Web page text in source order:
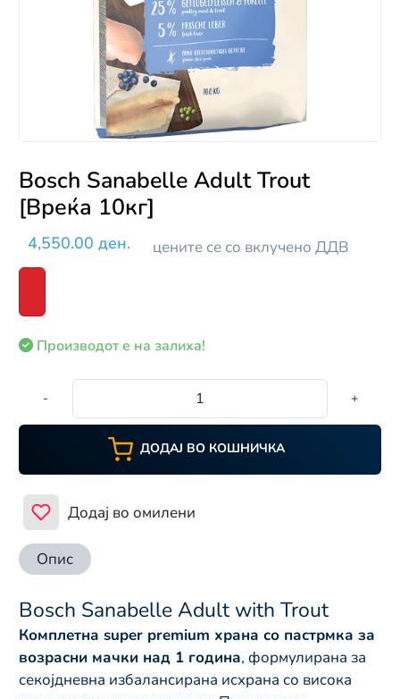
Bosch Sanabelle Adult Trout
[Вреќа 10кг]
4,550.00 ден. цените се со вклучено ДДВ
Производот е на залиха!
- +
ДОДАЈ ВО КОШНИЧКА
Додај во омилени
Опис
Bosch Sanabelle Adult with Trout
Комплетна super premium храна со пастрмка за
возрасни мачки над 1 година, формулирана за
секојдневна избалансирана исхрана со висока